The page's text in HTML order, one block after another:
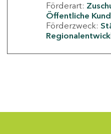
Förderart:
Öffentliche
Förderzweck: